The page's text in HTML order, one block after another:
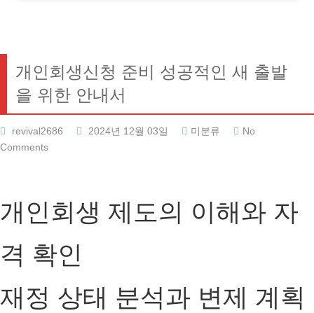
개인회생신청 준비 성공적인 새 출발
을 위한 안내서
revival2686 2024년 12월 03일 미분류
No
Comments
개인회생 제도의 이해와 자
격 확인
재정 상태 분석과 변제 계획